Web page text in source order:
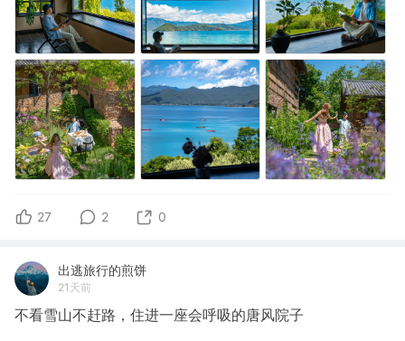
27 2 0
出逃旅行的煎饼
21天前
不看雪山不赶路，住进一座会呼吸的唐风院子